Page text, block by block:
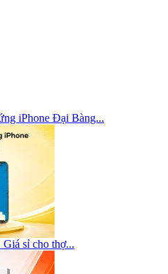
iPhone Đại Bàng...
sỉ cho thợ...